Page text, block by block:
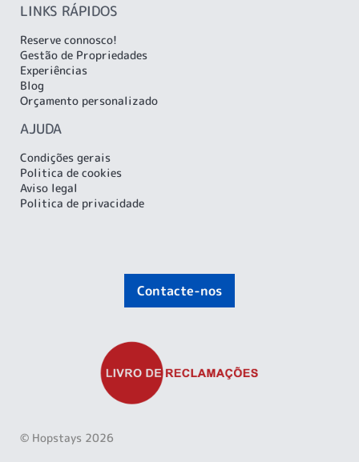
LINKS RÁPIDOS
Reserve connosco!
Gestão de Propriedades
Experiências
Blog
Orçamento personalizado
AJUDA
Condições gerais
Politica de cookies
Aviso legal
Politica de privacidade
Contacte-nos
© Hopstays 2026